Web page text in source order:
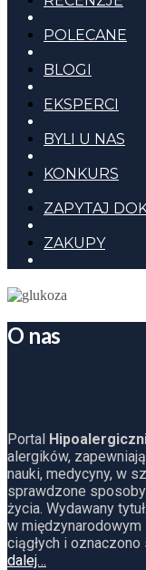
POLECANE
BLOGI
EKSPERCI
BYLI U NAS
KONKURS
ZAPYTAJ
ZAKUPY
O nas
Portal
alergików,
nauki, medycyny, w
sprawdzone
życia. Wydawany
w
ciągłych i
dalej…